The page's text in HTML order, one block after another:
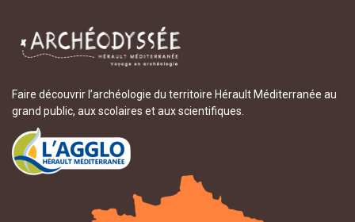
Faire découvrir l’archéologie du territoire Hérault Méditerranée au
grand public, aux scolaires et aux scientifiques.